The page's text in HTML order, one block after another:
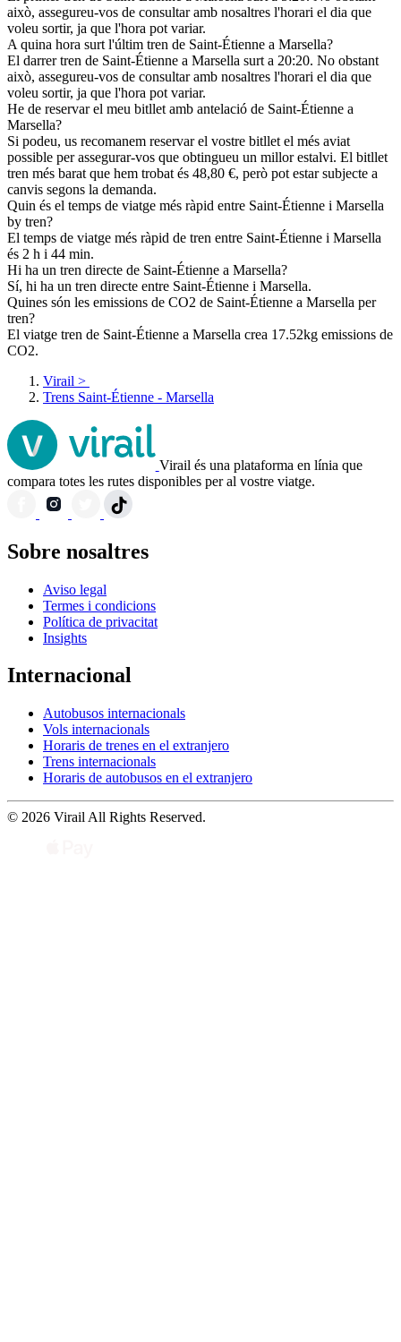
això, assegureu-vos de consultar amb nosaltres l'horari el dia que
voleu sortir, ja que l'hora pot variar.
A quina hora surt l'últim tren de Saint-Étienne a Marsella?
El darrer tren de Saint-Étienne a Marsella surt a 20:20. No obstant
això, assegureu-vos de consultar amb nosaltres l'horari el dia que
voleu sortir, ja que l'hora pot variar.
He de reservar el meu bitllet amb antelació de Saint-Étienne a
Marsella?
Si podeu, us recomanem reservar el vostre bitllet el més aviat
possible per assegurar-vos que obtingueu un millor estalvi. El bitllet
tren més barat que hem trobat és 48,80 €, però pot estar subjecte a
canvis segons la demanda.
Quin és el temps de viatge més ràpid entre Saint-Étienne i Marsella
by tren?
El temps de viatge més ràpid de tren entre Saint-Étienne i Marsella
és 2 h i 44 min.
Hi ha un tren directe de Saint-Étienne a Marsella?
Sí, hi ha un tren directe entre Saint-Étienne i Marsella.
Quines són les emissions de CO2 de Saint-Étienne a Marsella per
tren?
El viatge tren de Saint-Étienne a Marsella crea 17.52kg emissions de
CO2.
Virail >
Trens Saint-Étienne - Marsella
Virail és una plataforma en línia que
compara totes les rutes disponibles per al vostre viatge.
Sobre nosaltres
Aviso legal
Termes i condicions
Política de privacitat
Insights
Internacional
Autobusos internacionals
Vols internacionals
Horaris de trenes en el extranjero
Trens internacionals
Horaris de autobusos en el extranjero
© 2026 Virail All Rights Reserved.